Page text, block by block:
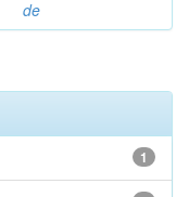
de
1